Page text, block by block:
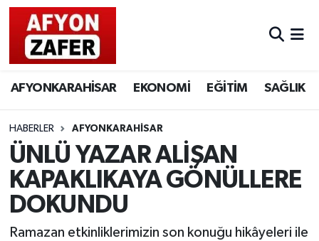
AFYONKARAHİSAR EKONOMİ EĞİTİM SAĞLIK
HABERLER AFYONKARAHİSAR
ÜNLÜ YAZAR ALİŞAN
KAPAKLIKAYA GÖNÜLLERE
DOKUNDU
Ramazan etkinliklerimizin son konuğu hikâyeleri ile